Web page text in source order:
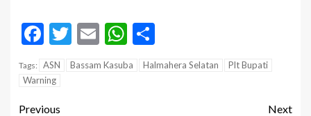
Facebook
Twitter
EmailWhatsApp
Tags: ASN Bassam Kasuba Halmahera Selatan
Plt Bupati
Warning
Previous
Next